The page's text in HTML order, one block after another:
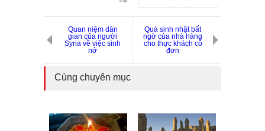
Quan niệm dân
gian của người
Syria về việc sinh
nở
Quà sinh nhật bất
ngờ của nhà hàng
cho thực khách cô
đơn
Cùng chuyên mục